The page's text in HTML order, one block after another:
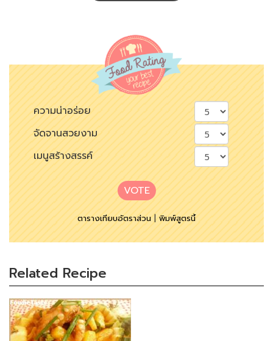
ความน่าอร่อย
จัดจานสวยงาม
เมนูสร้างสรรค์
VOTE
ตารางเทียบอัตราส่วน|พิมพ์สูตรนี้
Related Recipe